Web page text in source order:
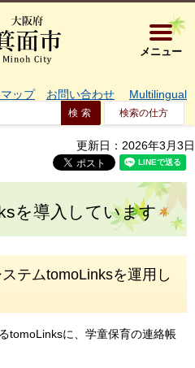
大阪府箕
メニュー
ップ お問い合わせ Multilingual
検索の仕方
更新日：2026年3月3日
を導入しています
テムtomoLinksを運用し
tomoLinksに、学童保育の連絡帳